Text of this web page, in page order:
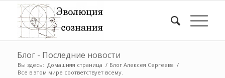
Блог - Последние новости
Вы здесь: Домашняя страница / Блог Алексея Сергеева /
Все в этом мире соответствует всему.